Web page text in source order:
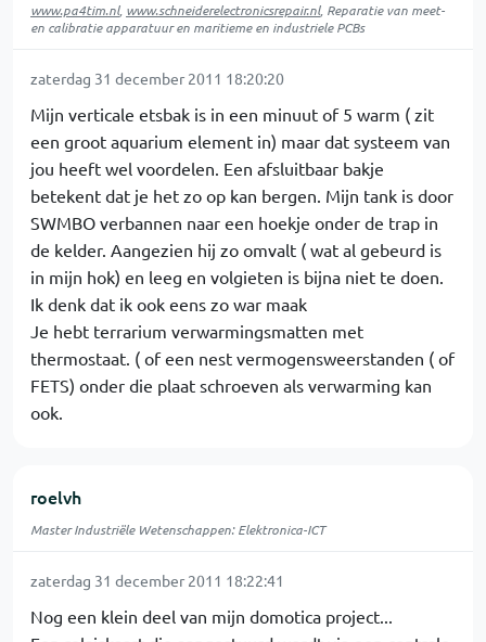
www.pa4tim.nl, www.schneiderelectronicsrepair.nl, Reparatie van meet-
en calibratie apparatuur en maritieme en industriele PCBs
zaterdag 31 december 2011 18:20:20
Mijn verticale etsbak is in een minuut of 5 warm ( zit
een groot aquarium element in) maar dat systeem van
jou heeft wel voordelen. Een afsluitbaar bakje
betekent dat je het zo op kan bergen. Mijn tank is door
SWMBO verbannen naar een hoekje onder de trap in
de kelder. Aangezien hij zo omvalt ( wat al gebeurd is
in mijn hok) en leeg en volgieten is bijna niet te doen.
Ik denk dat ik ook eens zo war maak
Je hebt terrarium verwarmingsmatten met
thermostaat. ( of een nest vermogensweerstanden ( of
FETS) onder die plaat schroeven als verwarming kan
ook.
roelvh
Master Industriële Wetenschappen: Elektronica-ICT
zaterdag 31 december 2011 18:22:41
Nog een klein deel van mijn domotica project...